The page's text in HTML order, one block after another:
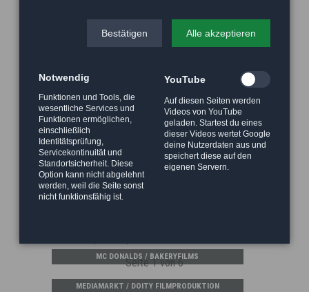
BDI / NYLONFILM
O2 / MARKENFILM
MASTERCARD / COMRADFILM / SLOVENIA
ASICS / LURE MEDIA
PANTENE BERLIN LOC. MIT PALINA ROJINSKI
JEEP & JUVENTUS TURIN / CONRAD FILM SLOVENIA
PICK UP / MARKENFILM
MC DONALDS / BAKERYFILMS
MEDIAMARKT / DOITY FILMPRODUKTION
Seite 1 von 6
Bestätigen Alle akzeptieren
Notwendig
Funktionen und Tools, die
wesentliche Services und
Funktionen ermöglichen,
einschließlich
Identitätsprüfung,
Servicekontinuität und
Standortsicherheit. Diese
Option kann nicht abgelehnt
werden, weil die Seite sonst
nicht funktionsfähig ist.
YouTube
Auf diesen Seiten werden
Videos von YouTube
geladen. Startest du eines
dieser Videos wertet Google
deine Nutzerdaten aus und
speichert diese auf den
eigenen Servern.